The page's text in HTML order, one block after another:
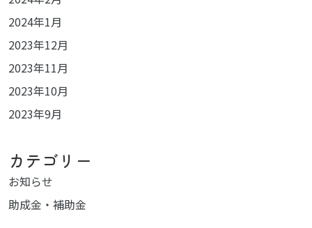
2024年1月
2023年12月
2023年11月
2023年10月
2023年9月
カテゴリー
お知らせ
助成金・補助金